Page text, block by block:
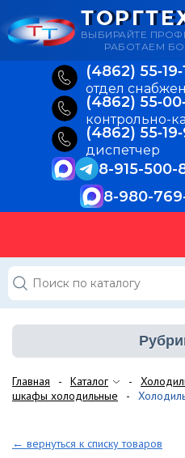
(4862)
отдел
(4862)
контрольно-
(4862)
диспетчер
8-915-500-
8-980-
ВЫБИРАЙТЕ
РАБОТАЕМ
Главная Каталог
шкафы холодильные
← вернуться к списку товаров